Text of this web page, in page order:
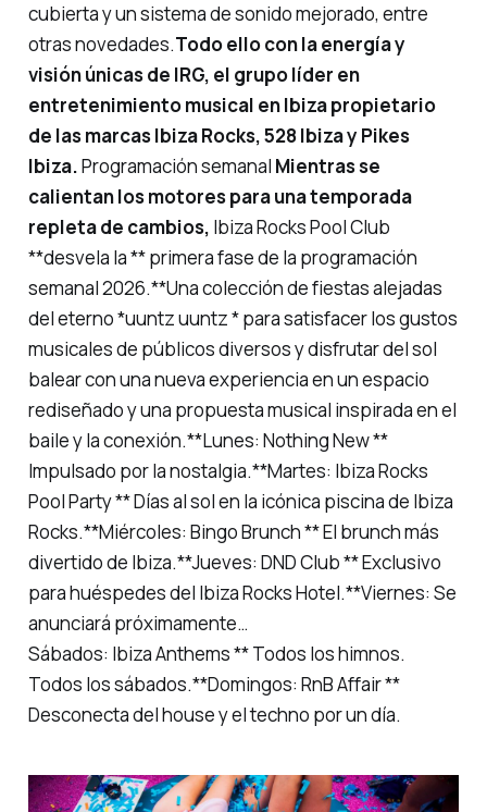
cubierta y un sistema de sonido mejorado, entre
otras novedades.Todo ello con la energía y
visión únicas de IRG, el grupo líder en
entretenimiento musical en Ibiza propietario
de las marcas Ibiza Rocks, 528 Ibiza y Pikes
Ibiza.Programación semanal Mientras se
calientan los motores para una temporada
repleta de cambios, Ibiza Rocks Pool Club
**desvela la ** primera fase de la programación
semanal 2026.**Una colección de fiestas alejadas
del eterno *uuntz uuntz * para satisfacer los gustos
musicales de públicos diversos y disfrutar del sol
balear con una nueva experiencia en un espacio
rediseñado y una propuesta musical inspirada en el
baile y la conexión.**Lunes: Nothing New **
Impulsado por la nostalgia.**Martes: Ibiza Rocks
Pool Party ** Días al sol en la icónica piscina de Ibiza
Rocks.**Miércoles: Bingo Brunch ** El brunch más
divertido de Ibiza.**Jueves: DND Club ** Exclusivo
para huéspedes del Ibiza Rocks Hotel.**Viernes: Se
anunciará próximamente…
Sábados: Ibiza Anthems ** Todos los himnos.
Todos los sábados.**Domingos: RnB Affair **
Desconecta del house y el techno por un día.